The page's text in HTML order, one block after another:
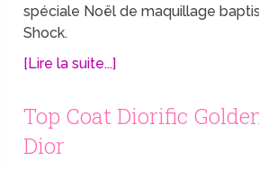
spéciale Noël de maquillage
Shock.
[Lire la suite...]
Top Coat Diorific
Dior